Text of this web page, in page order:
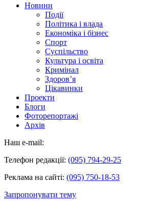
Новини
Події
Політика і влада
Економіка і бізнес
Спорт
Суспільство
Культура і освіта
Кримінал
Здоров’я
Цікавинки
Проекти
Блоги
Фоторепортажі
Архів
Наш e-mail:
Телефон редакції: (095) 794-29-25
Реклама на сайті: (095) 750-18-53
Запропонувати тему